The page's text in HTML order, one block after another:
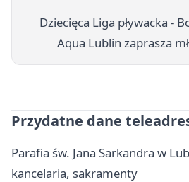
Dziecięca Liga pływacka -
Aqua Lublin zaprasza
Przydatne dane
Parafia św. Jana Sarkandra w
kancelaria, sakramenty